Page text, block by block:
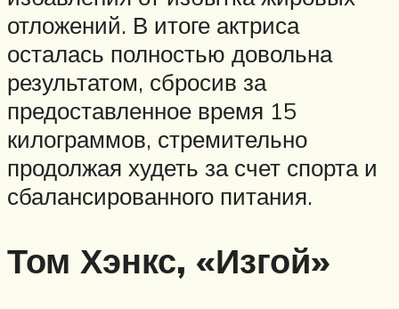
отложений. В итоге актриса
осталась полностью довольна
результатом, сбросив за
предоставленное время 15
килограммов, стремительно
продолжая худеть за счет спорта и
сбалансированного питания.
Том Хэнкс, «Изгой»